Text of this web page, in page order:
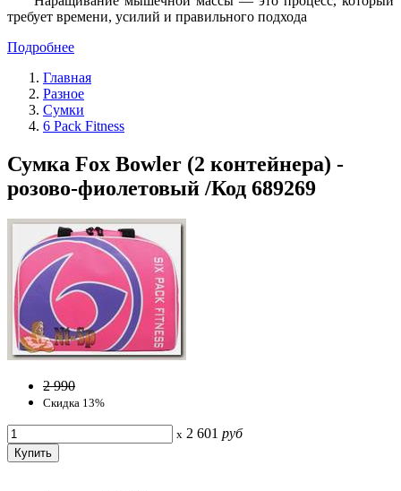
требует времени, усилий и правильного подхода
Подробнее
Главная
Разное
Сумки
6 Pack Fitness
Сумка Fox Bowler (2 контейнера) -
розово-фиолетовый /Код 689269
2 990
Скидка 13%
x 2 601 руб